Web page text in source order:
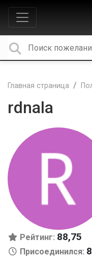
Главная страница
rdnala
Рейтинг: 88,75
Присоединился: